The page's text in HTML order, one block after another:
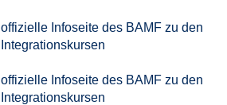
offizielle Infoseite des BAMF zu den
Integrationskursen
offizielle Infoseite des BAMF zu den
Integrationskursen